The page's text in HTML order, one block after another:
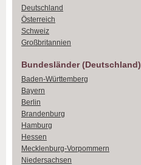
Deutschland
Österreich
Schweiz
Großbritannien
Bundesländer (Deutschland)
Baden-Württemberg
Bayern
Berlin
Brandenburg
Hamburg
Hessen
Mecklenburg-Vorpommern
Niedersachsen